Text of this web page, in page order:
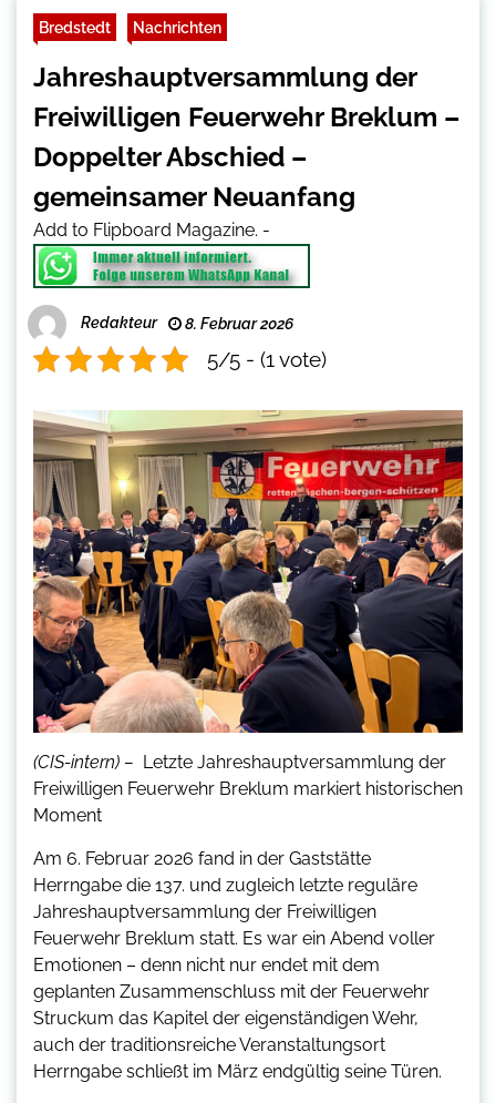
Bredstedt Nachrichten
Jahreshauptversammlung der
Freiwilligen Feuerwehr Breklum –
Doppelter Abschied –
gemeinsamer Neuanfang
Add to Flipboard Magazine. -
Redakteur 8. Februar 2026
5/5 - (1 vote)
(CIS-intern) – Letzte Jahreshauptversammlung der
Freiwilligen Feuerwehr Breklum markiert historischen
Moment
Am 6. Februar 2026 fand in der Gaststätte
Herrngabe die 137. und zugleich letzte reguläre
Jahreshauptversammlung der Freiwilligen
Feuerwehr Breklum statt. Es war ein Abend voller
Emotionen – denn nicht nur endet mit dem
geplanten Zusammenschluss mit der Feuerwehr
Struckum das Kapitel der eigenständigen Wehr,
auch der traditionsreiche Veranstaltungsort
Herrngabe schließt im März endgültig seine Türen.